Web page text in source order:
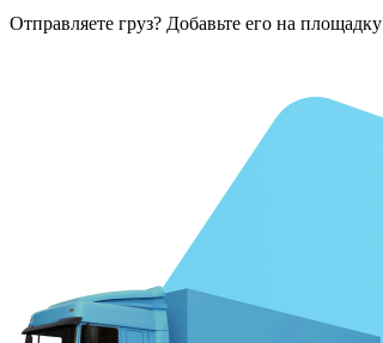
Отправляете груз? Добавьте его на